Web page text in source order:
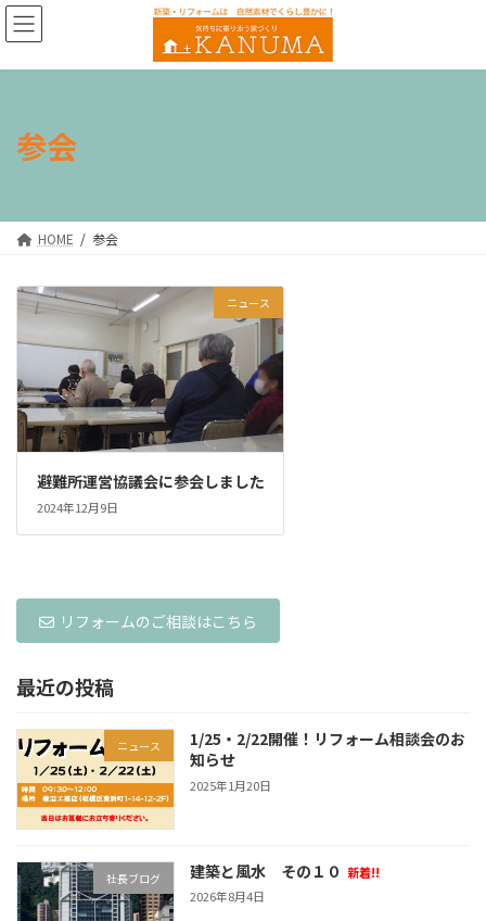
コ
ン
ン
ナ
ビ
ー
参会
HOME 参会
ニュース
避難所運営協議会に参会しました
2024年12月9日
リフォームのご相談はこちら
最近の投稿
ニュース
1/25・2/22開催！リフォーム相談会のお
知らせ
2025年1月20日
社長ブログ 建築と風水 その１０ 新着!!
2026年8月4日